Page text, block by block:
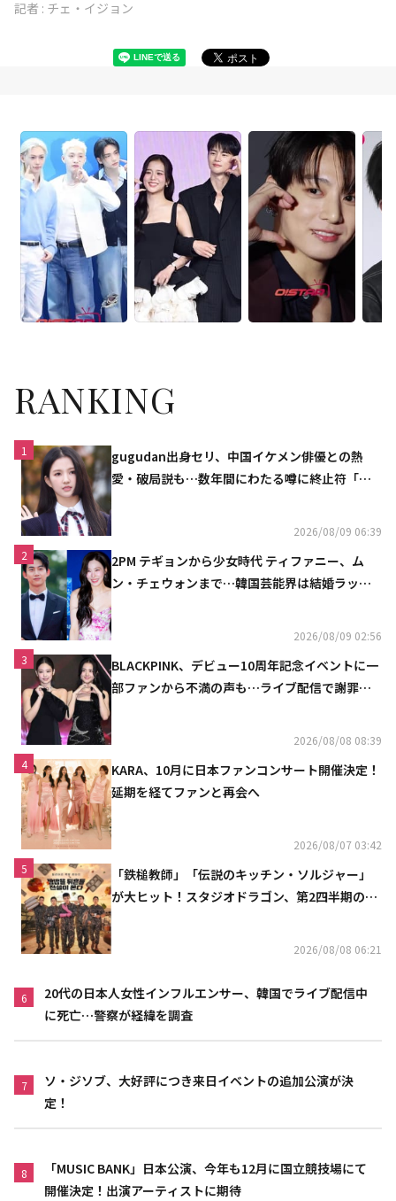
記者 : チェ・イジョン
RANKING
1
gugudan出身セリ、中国イケメン俳優との熱
愛・破局説も…数年間にわたる噂に終止符「邪
2026/08/09 06:39
2
2PM テギョンから少女時代 ティファニー、ム
ン・チェウォンまで…韓国芸能界は結婚ラッシ
2026/08/09 02:56
3
BLACKPINK、デビュー10周年記念イベントに一
部ファンから不満の声も…ライブ配信で謝罪
2026/08/08 08:39
4
KARA、10月に日本ファンコンサート開催決定！
延期を経てファンと再会へ
2026/08/07 03:42
5
「鉄槌教師」「伝説のキッチン・ソルジャー」
が大ヒット！スタジオドラゴン、第2四半期の売
2026/08/08 06:21
6
20代の日本人女性インフルエンサー、韓国でライブ配信中
に死亡…警察が経緯を調査
7
ソ・ジソブ、大好評につき来日イベントの追加公演が決
定！
8
「MUSIC BANK」日本公演、今年も12月に国立競技場にて
開催決定！出演アーティストに期待